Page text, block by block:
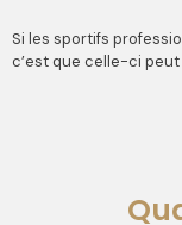
Si les sportifs
c’est que celle-ci peut